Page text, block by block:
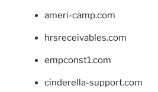
ameri-camp.com
hrsreceivables.com
empconst1.com
cinderella-support.com